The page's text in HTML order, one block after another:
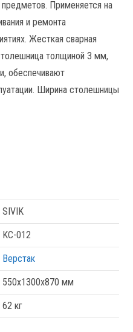
Применяется на
и ремонта
Жесткая сварная
толщиной 3 мм,
обеспечивают
Ширина столешницы
SIVIK
KC-012
Верстак
550х1300х870 мм
62 кг